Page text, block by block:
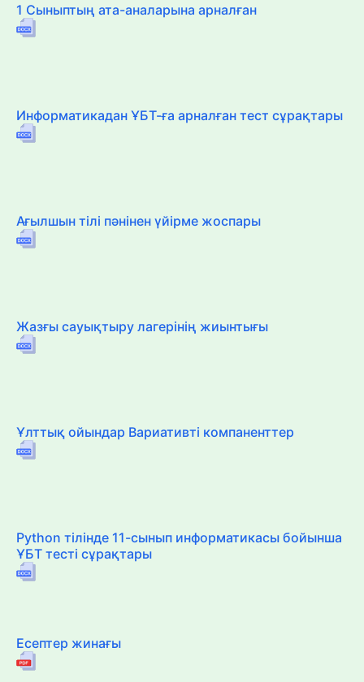
1 Сыныптың ата-аналарына арналған
Информатикадан ҰБТ-ға арналған тест сұрақтары
Ағылшын тілі пәнінен үйірме жоспары
Жазғы сауықтыру лагерінің жиынтығы
Ұлттық ойындар Вариативті компаненттер
Python тілінде 11-сынып информатикасы бойынша
ҰБТ тесті сұрақтары
Есептер жинағы